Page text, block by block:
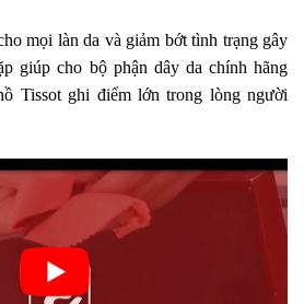
mọi làn da và giảm bớt tình trạng gây
giúp cho bộ phận dây da chính hãng
Tissot ghi điểm lớn trong lòng người